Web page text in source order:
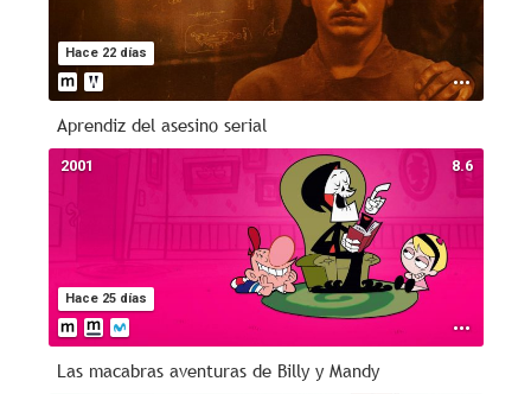
Hace 22 días
Aprendiz del asesino serial
8.6
Hace 25 días
2001
Las macabras aventuras de Billy y Mandy